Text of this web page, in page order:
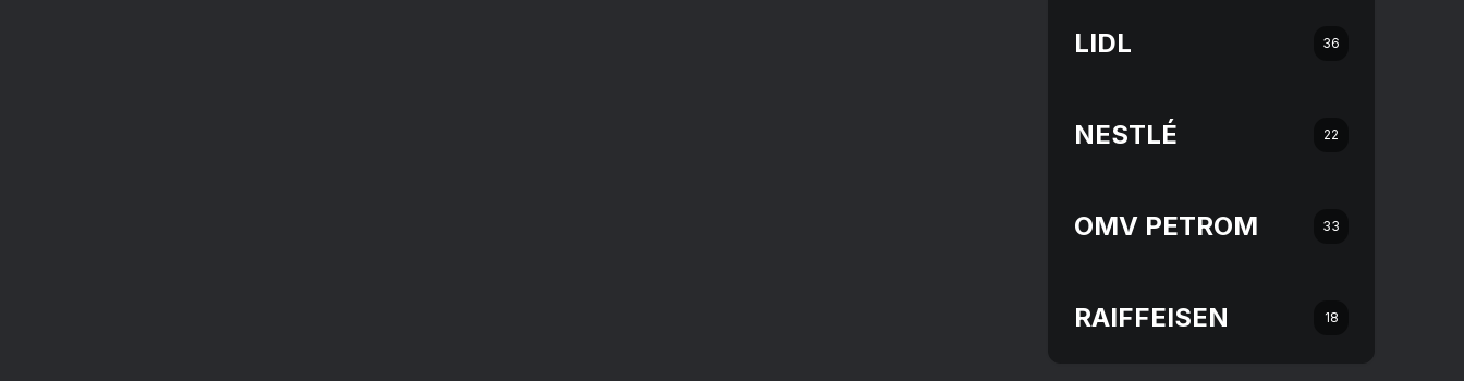
LIDL 36
NESTLÉ 22
OMV PETROM 33
RAIFFEISEN 18